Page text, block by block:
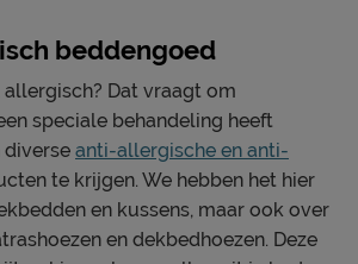
beddengoed
allergisch? Dat vraagt om
speciale behandeling heeft
diverse anti-allergische en anti-
te krijgen. We hebben het hier
en kussens, maar ook over
en dekbedhoezen. Deze